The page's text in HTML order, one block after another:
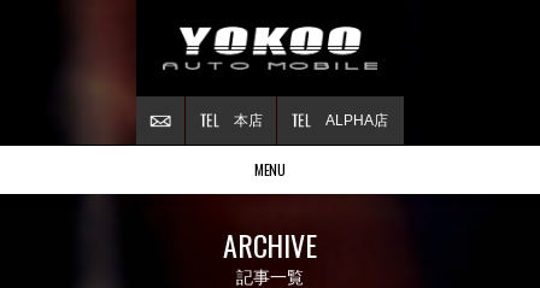
ALPHA店
本店
MENU
ARCHIVE
記事一覧